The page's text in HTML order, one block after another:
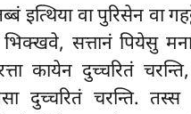
इत्थिया वा पुरिसेन वा
सत्तानं पियेसु
कायेन दुच्चरितं
दुच्चरितं चरन्ति.